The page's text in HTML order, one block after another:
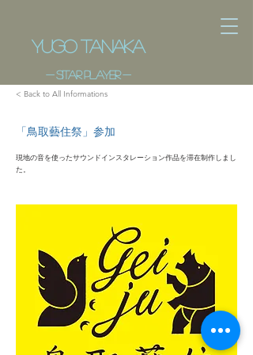
​Yugo Tanaka
- ​sitar player -
< Back to All Informations
「鳥取藝住祭」参加
現地の音を使ったサウンドインスタレーション作品を滞在制作しまし
た。